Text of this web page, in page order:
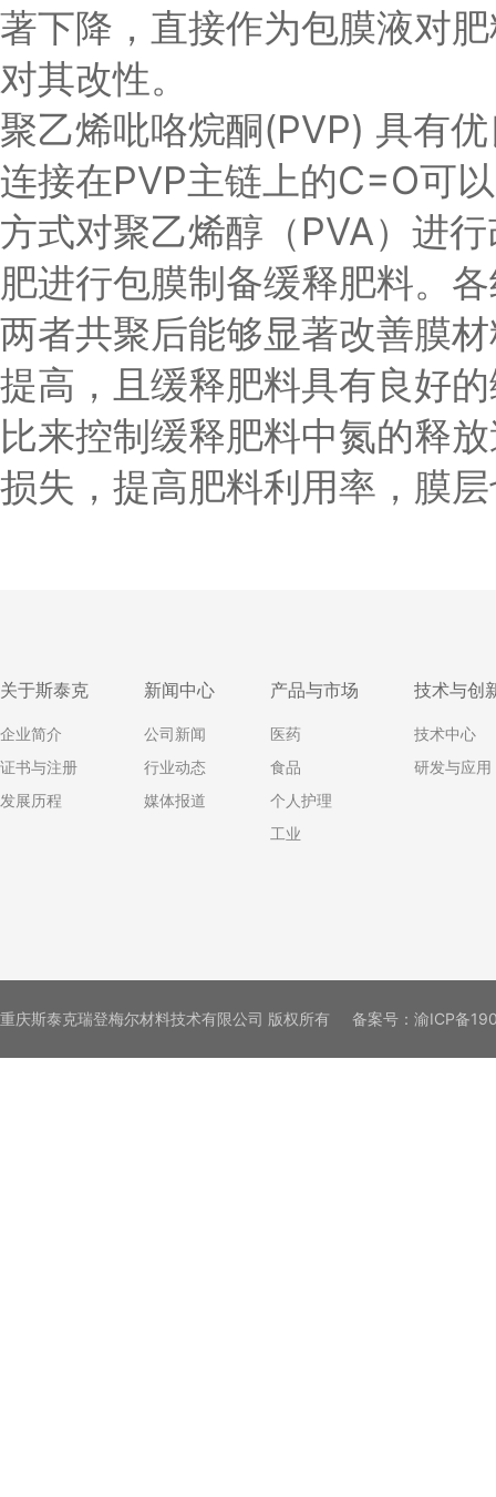
著下降，直接作为包膜液对
对其改性。
聚乙烯吡咯烷酮(PVP) 具有
连接在PVP主链上的C=O可
方式对聚乙烯醇（PVA）进
肥进行包膜制备缓释肥料。
两者共聚后能够显著改善膜
提高，且缓释肥料具有良好
比来控制缓释肥料中氮的释
损失，提高肥料利用率，膜
关于斯泰克
企业简介
证书与注册
发展历程
新闻中心
公司新闻
行业动态
媒体报道
产品与市场
医药
食品
个人护理
工业
技术与创
技术中心
研发与应用
重庆斯泰克瑞登梅尔材料技术有限公司 版权所有 备案号： 渝ICP备